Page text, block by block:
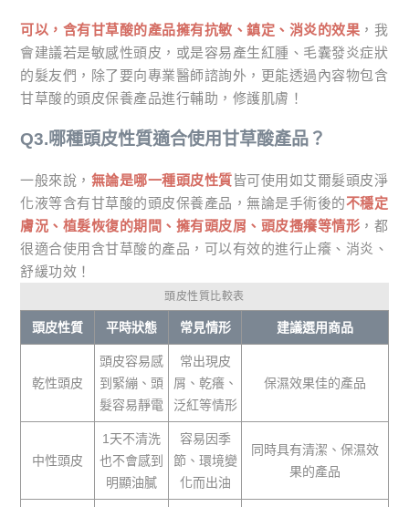
可以，含有甘草酸的產品擁有抗敏、鎮定、消炎的效果 ，我
會建議若是敏感性頭皮，或是容易產生紅腫、毛囊發炎症狀
的髮友們，除了要向專業醫師諮詢外，更能透過內容物包含
甘草酸的頭皮保養產品進行輔助，修護肌膚！
Q3.哪種頭皮性質適合使用甘草酸產品？
一般來說， 無論是哪一種頭皮性質皆可使用如艾爾髮頭皮淨
化液等含有甘草酸的頭皮保養產品，無論是手術後的不穩定
膚況、植髮恢復的期間、擁有頭皮屑、頭皮搔癢等情形 ，都
很適合使用含甘草酸的產品，可以有效的進行止癢、消炎、
舒緩功效！
頭皮性質比較表
頭皮性質 平時狀態 常見情形 建議選用商品
乾性頭皮
頭皮容易感
到緊繃、頭
髮容易靜電
常出現皮
屑、乾癢、
泛紅等情形
保濕效果佳的產品
中性頭皮
1天不清洗
也不會感到
明顯油膩
容易因季
節、環境變
化而出油
同時具有清潔、保濕效
果的產品